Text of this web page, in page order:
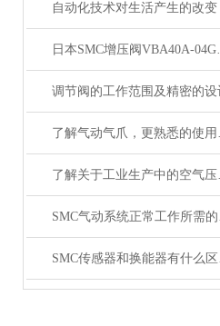
自动化技术对生活产生的改变
日本SMC增
调节阀的工作范围及精密的设
了解
了解